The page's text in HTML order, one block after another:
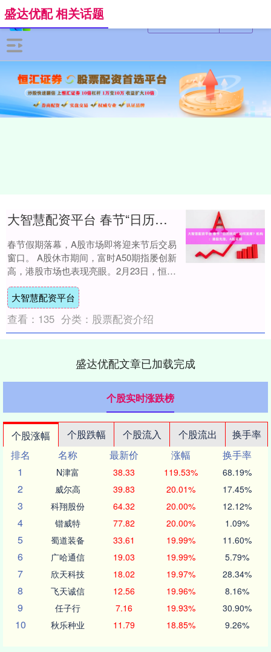
盛达优配 相关话题
大智慧配资平台 春节“日历效应”如何发挥？机构：港股先涨，A股可期
春节假期落幕，A股市场即将迎来节后交易
窗口。 A股休市期间，富时A50期指屡创新
高，港股市场也表现亮眼。2月23日，恒生
指数、恒生科技指数盘初涨幅双双扩大至
2%....
大智慧配资平台
查看： 135 分类： 股票配资介绍
盛达优配文章已加载完成
个股实时涨跌榜
个股涨幅 个股跌幅 个股流入 个股流出
换手率
排名
名称 最新价 涨幅
换手率
1
N津富 38.33 119.53% 68.19%
2 威尔高 39.83 20.01% 17.45%
3 科翔股份 64.32 20.00% 12.12%
4 锴威特 77.82 20.00% 1.09%
5 蜀道装备 33.61 19.99% 11.60%
6 广哈通信 19.03 19.99% 5.79%
7 欣天科技 18.02 19.97% 28.34%
8 飞天诚信 12.56 19.96% 8.16%
9 任子行 7.16 19.93% 30.90%
10 秋乐种业 11.79 18.85% 9.26%